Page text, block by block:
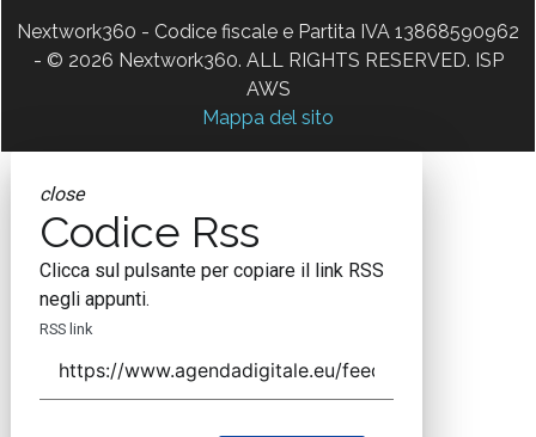
Nextwork360 - Codice fiscale e Partita IVA 13868590962
- © 2026 Nextwork360. ALL RIGHTS RESERVED. ISP
AWS
Mappa del sito
close
Codice Rss
Clicca sul pulsante per copiare il link RSS
negli appunti.
RSS link